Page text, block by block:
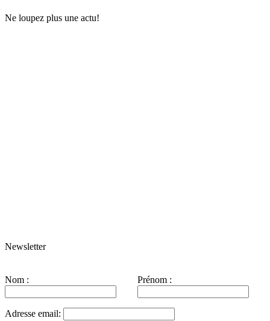
Ne loupez plus une actu!
Newsletter
Nom : Prénom :
Adresse email: